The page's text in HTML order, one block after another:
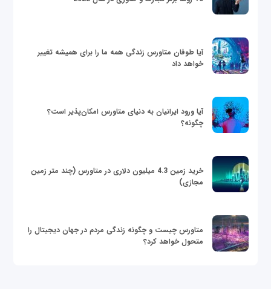
آیا طوفان متاورس زندگی همه ما را برای همیشه تغییر
خواهد داد
آیا ورود ایرانیان به دنیای متاورس امکان‌پذیر است؟
چگونه؟
خرید زمین 4.3 میلیون دلاری در متاورس (چند متر زمین
مجازی)
متاورس چیست و چگونه زندگی مردم در جهان دیجیتال را
متحول خواهد کرد؟